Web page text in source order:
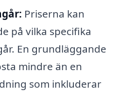
Priserna kan
på vilka specifika
En grundläggande
mindre än en
som inkluderar